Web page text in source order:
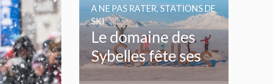
Le domaine des
Sybelles fête ses
20 ans
A NE PAS RATER,STATIONS DE
SKI